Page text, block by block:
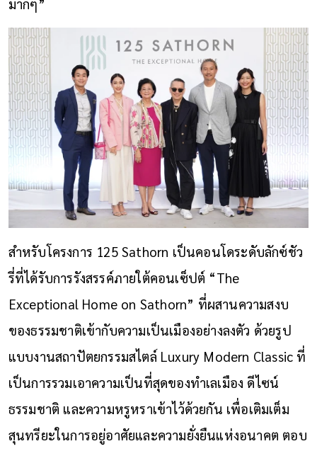
สำหรับโครงการ 125 Sathorn เป็นคอนโดระดับลักซ์ชัว
รี่ที่ได้รับการรังสรรค์ภายใต้คอนเซ็ปต์ “The
Exceptional Home on Sathorn” ที่ผสานความสงบ
ของธรรมชาติเข้ากับความเป็นเมืองอย่างลงตัว ด้วยรูป
แบบงานสถาปัตยกรรมสไตล์ Luxury Modern Classic ที่
เป็นการรวมเอาความเป็นที่สุดของทำเลเมือง ดีไซน์
ธรรมชาติ และความหรูหราเข้าไว้ด้วยกัน เพื่อเติมเต็ม
สุนทรียะในการอยู่อาศัยและความยั่งยืนแห่งอนาคต ตอบ